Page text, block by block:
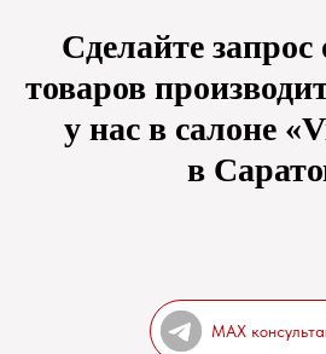
Сделайте
товаров
у нас в салоне
в
MAX